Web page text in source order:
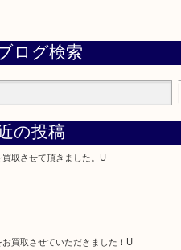
ラザ京田辺店にお願いし
一点一点を丁寧に査定さ
を募集しておりますので
ださい！！